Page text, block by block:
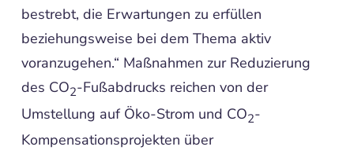
bestrebt, die Erwartungen zu erfüllen
beziehungsweise bei dem Thema aktiv
voranzugehen.“ Maßnahmen zur Reduzierung
des CO2-Fußabdrucks reichen von der
Umstellung auf Öko-Strom und CO2-
Kompensationsprojekten über